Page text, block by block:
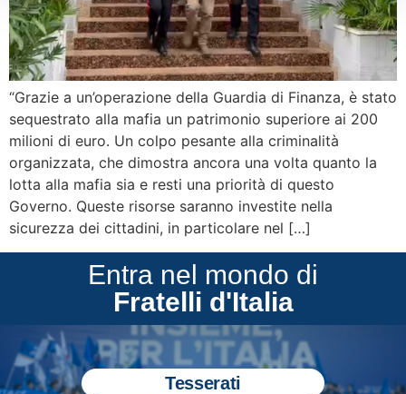
“Grazie a un’operazione della Guardia di Finanza, è stato
sequestrato alla mafia un patrimonio superiore ai 200
milioni di euro. Un colpo pesante alla criminalità
organizzata, che dimostra ancora una volta quanto la
lotta alla mafia sia e resti una priorità di questo
Governo. Queste risorse saranno investite nella
sicurezza dei cittadini, in particolare nel […]
Entra nel mondo di
Fratelli d'Italia
Tesserati